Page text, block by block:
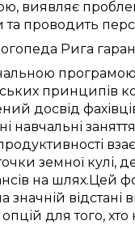
, виявляє
та проводить
Рига
програмою
принципів
досвід
навчальні заняття
земної кулі,
на шлях.Цей
значній відстані
опцій длятого,